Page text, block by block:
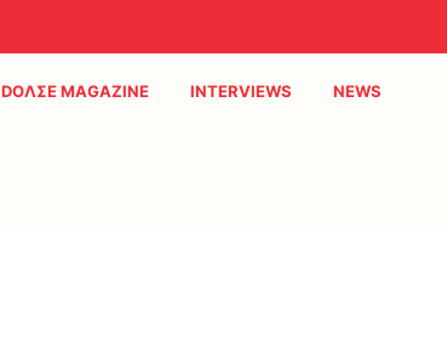
DOΛΣE MAGAZINE INTERVIEWS NEWS